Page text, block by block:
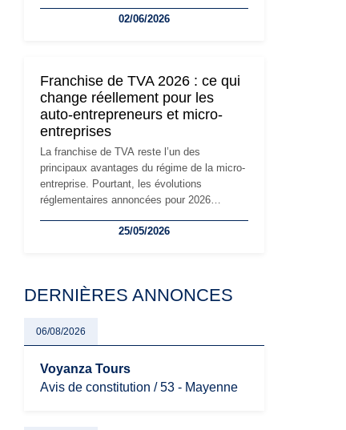
travailleurs indépendants. Si le régime de la
réglementaire plus exigeant. Décryptage des
principaux changements et des précautions
à prendre pour éviter les mauvaises
surprises.
02/06/2026
Franchise de TVA 2026 : ce qui
change réellement pour les
auto-entrepreneurs et micro-
entreprises
La franchise de TVA reste l’un des
principaux avantages du régime de la micro-
entreprise. Pourtant, les évolutions
réglementaires annoncées pour 2026
les auto-entrepreneurs, artisans et
évoluent dans un contexte de contrôle
oblige les indépendants à rester
particulièrement vigilants.
25/05/2026
DERNIÈRES ANNONCES
06/08/2026
Voyanza Tours
Avis de constitution / 53 - Mayenne